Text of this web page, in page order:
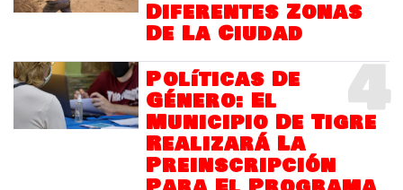
Diferentes Zonas
De La Ciudad
4
Políticas De
Género: El
Municipio De Tigre
Realizará La
Preinscripción